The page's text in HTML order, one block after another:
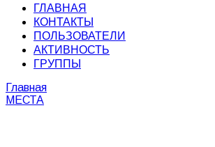
ГЛАВНАЯ
КОНТАКТЫ
ПОЛЬЗОВАТЕЛИ
АКТИВНОСТЬ
ГРУППЫ
Главная
МЕСТА